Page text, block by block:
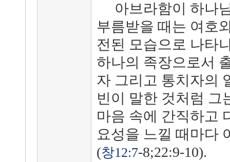
아브라함이 하나
부름받을 때는 여호
전된 모습으로 나타
하나의 족장으로서
자 그리고 통치자의
빈이 말한 것처럼 그
마음 속에 간직하고
요성을 느낄 때마다
(창12:7-8;22:9-10).